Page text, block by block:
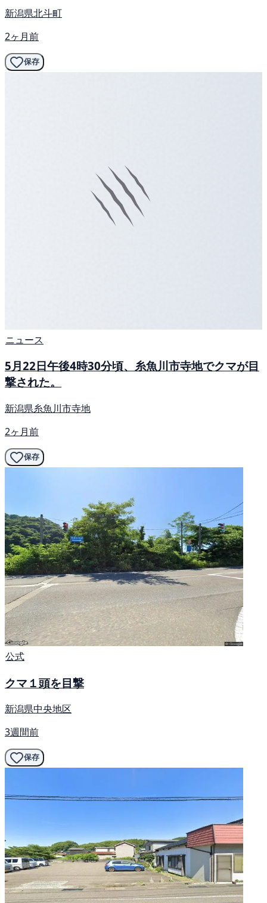
新潟県北斗町
2ヶ月前
保存
ニュース
5月22日午後4時30分頃、糸魚川市寺地でクマが目
撃された。
新潟県糸魚川市寺地
2ヶ月前
保存
公式
クマ１頭を目撃
新潟県中央地区
3週間前
保存